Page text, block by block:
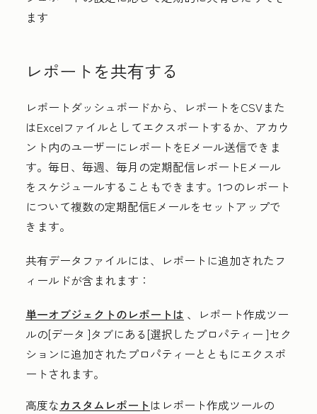
ます
レポートを共有する
レポートダッシュボードから、レポートをCSVまた
はExcelファイルとしてエクスポートするか、アカウ
ント内のユーザーにレポートをEメール送信できま
す。毎日、毎週、毎月の定期配信レポートEメール
をスケジュールすることもできます。1つのレポート
について複数の定期配信Eメールをセットアップで
きます。
共有データファイルには、レポートに追加されたフ
ィールドが含まれます：
単一オブジェクトのレポートは 、レポート作成ツー
ルの[データ ]タブにある[選択したプロパティー ]セク
ションに追加されたプロパティーとともにエクスポ
ートされます。
高度なカスタムレポートはレポート作成ツールの